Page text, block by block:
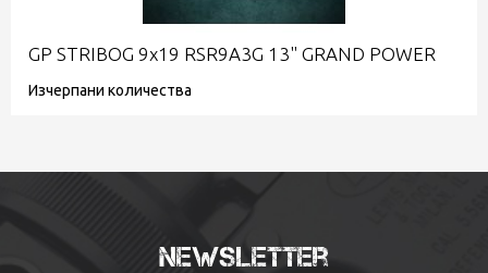
GP STRIBOG 9x19 RSR9A3G 13" GRAND POWER
Изчерпани количества
Newsletter